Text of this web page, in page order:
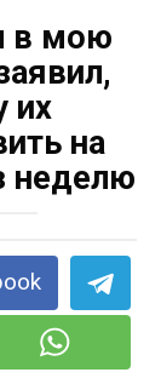
в мою
их
на
неделю